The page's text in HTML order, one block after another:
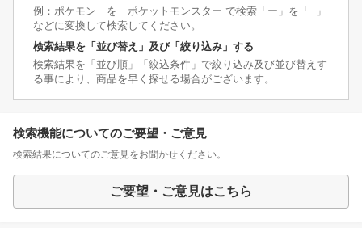
例：ポケモン を ポケットモンスター で検索「ー」を「−」
などに変換して検索してください。
検索結果を「並び替え」及び「絞り込み」する
検索結果を「並び順」「絞込条件」で絞り込み及び並び替えす
る事により、商品を早く探せる場合がございます。
検索機能についてのご要望・ご意見
検索結果についてのご意見をお聞かせください。
ご要望・ご意見はこちら